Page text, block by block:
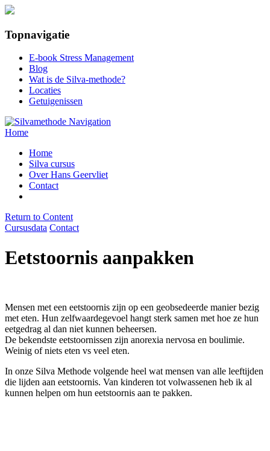
Topnavigatie
E-book Stress Management
Blog
Wat is de Silva-methode?
Locaties
Getuigenissen
Navigation
Home
Home
Silva cursus
Over Hans Geervliet
Contact
Return to Content
Cursusdata Contact
Eetstoornis aanpakken
Mensen met een eetstoornis zijn op een geobsedeerde manier bezig
met eten. Hun zelfwaardegevoel hangt sterk samen met hoe ze hun
eetgedrag al dan niet kunnen beheersen.
De bekendste eetstoornissen zijn anorexia nervosa en boulimie.
Weinig of niets eten vs veel eten.
In onze Silva Methode volgende heel wat mensen van alle leeftijden
die lijden aan eetstoornis. Van kinderen tot volwassenen heb ik al
kunnen helpen om hun eetstoornis aan te pakken.